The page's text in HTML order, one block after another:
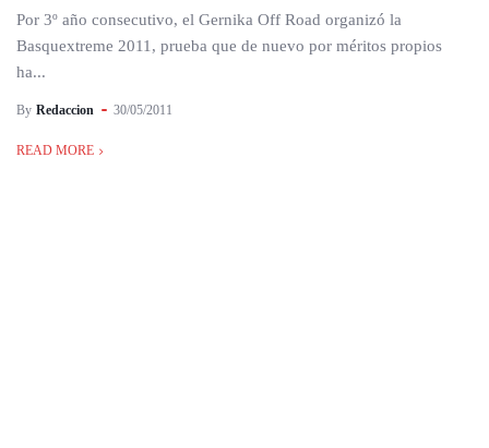
Por 3º año consecutivo, el Gernika Off Road organizó la
Basquextreme 2011, prueba que de nuevo por méritos propios
ha...
By Redaccion 30/05/2011
READ MORE